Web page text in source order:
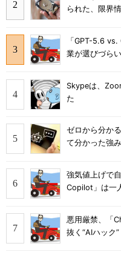
られた、限界
「GPT-5.6
業が選びづら
Skypeは、
た
ゼロから分か
て分かった強
強気値上げで
Copilot」は一
悪用厳禁、「
抜く“AIハック